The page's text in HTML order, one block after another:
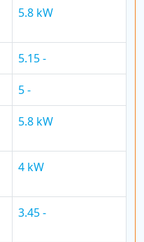
5.8 kW
5.15 -
5 -
5.8 kW
4 kW
3.45 -